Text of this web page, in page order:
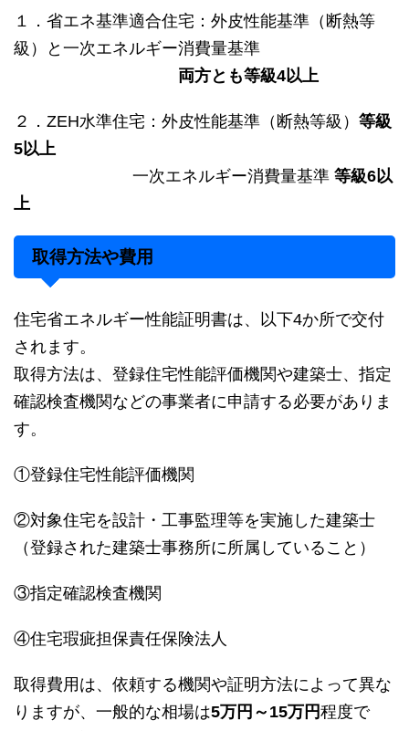
１．省エネ基準適合住宅：外皮性能基準（断熱等
級）と一次エネルギー消費量基準
両方とも等級4以上
２．ZEH水準住宅：外皮性能基準（断熱等級） 等級
5以上
一次エネルギー消費量基準 等級6以
上
取得方法や費用
住宅省エネルギー性能証明書は、以下4か所で交付
されます。
取得方法は、登録住宅性能評価機関や建築士、指定
確認検査機関などの事業者に申請する必要がありま
す。
①登録住宅性能評価機関
②対象住宅を設計・工事監理等を実施した建築士
（登録された建築士事務所に所属していること）
③指定確認検査機関
④住宅瑕疵担保責任保険法人
取得費用は、依頼する機関や証明方法によって異な
りますが、一般的な相場は5万円～15万円程度で